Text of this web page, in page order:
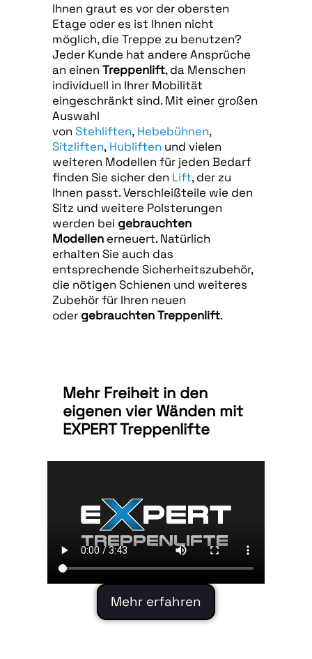
Ihnen graut es vor der obersten
Etage oder es ist Ihnen nicht
möglich, die Treppe zu benutzen?
Jeder Kunde hat andere Ansprüche
an einen Treppenlift, da Menschen
individuell in Ihrer Mobilität
eingeschränkt sind. Mit einer großen
Auswahl
von Stehliften, Hebebühnen,
Sitzliften, Hubliften und vielen
weiteren Modellen für jeden Bedarf
finden Sie sicher den Lift, der zu
Ihnen passt. Verschleißteile wie den
Sitz und weitere Polsterungen
werden bei gebrauchten
Modellenerneuert. Natürlich
erhalten Sie auch das
entsprechende Sicherheitszubehör,
die nötigen Schienen und weiteres
Zubehör für Ihren neuen
oder gebrauchten Treppenlift.
Mehr Freiheit in den
eigenen vier Wänden mit
EXPERT Treppenlifte
Mehr erfahren